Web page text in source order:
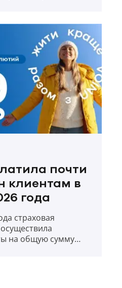
почти
клиентам в
года
страховая
на общую сумму